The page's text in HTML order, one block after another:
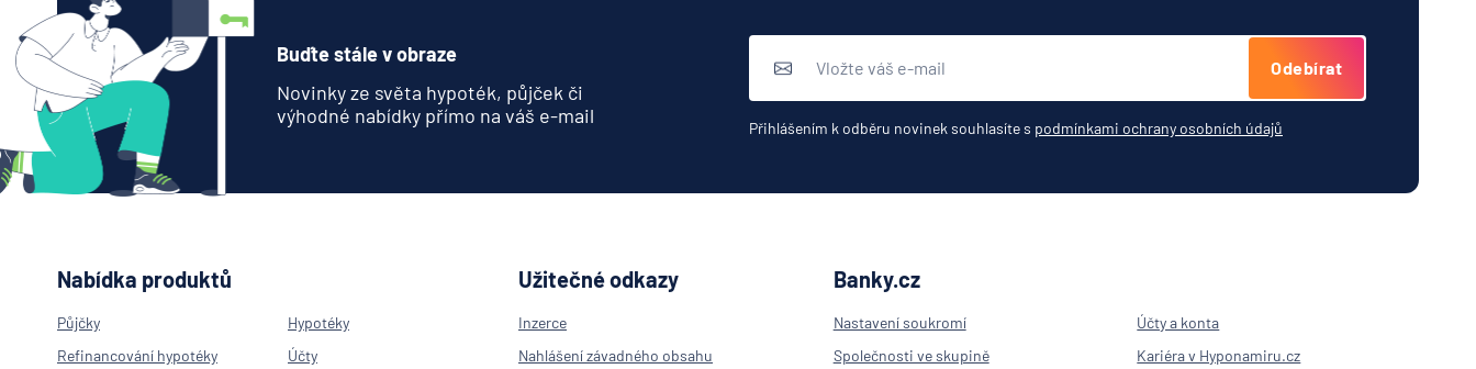
Buďte stále v obraze
Novinky ze světa hypoték, půjček či
výhodné nabídky přímo na váš e-mail
Odebírat
Přihlášením k odběru novinek souhlasíte s podmínkami ochrany osobních údajů
Nabídka produktů
Půjčky
Hypotéky
Refinancování hypotéky
Účty
Užitečné odkazy
Inzerce
Nahlášení závadného obsahu
Banky.cz
Nastavení soukromí
Účty a konta
Společnosti ve skupině
Kariéra v Hyponamiru.cz